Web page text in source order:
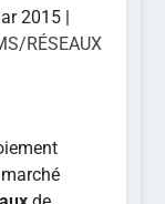
2015 |
RÉSEAUX